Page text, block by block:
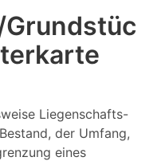
Liegenschafts-
der Umfang,
eines